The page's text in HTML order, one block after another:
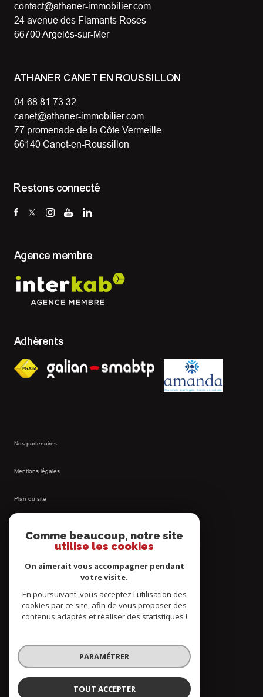
contact@athaner-immobilier.com
24 avenue des Flamants Roses
66700 Argelès-sur-Mer
ATHANER CANET EN ROUSSILLON
04 68 81 73 32
canet@athaner-immobilier.com
77 promenade de la Côte Vermeille
66140 Canet-en-Roussillon
Restons connecté
Agence membre
Adhérents
Nos partenaires
Mentions légales
Plan du site
Cookies
© 2026 | Tous droits réservés
Réalisé par
Comme beaucoup, notre site
utilise les cookies
On aimerait vous accompagner pendant
votre visite.
En poursuivant, vous acceptez l'utilisation des
cookies par ce site, afin de vous proposer des
contenus adaptés et réaliser des statistiques !
PARAMÉTRER
TOUT ACCEPTER